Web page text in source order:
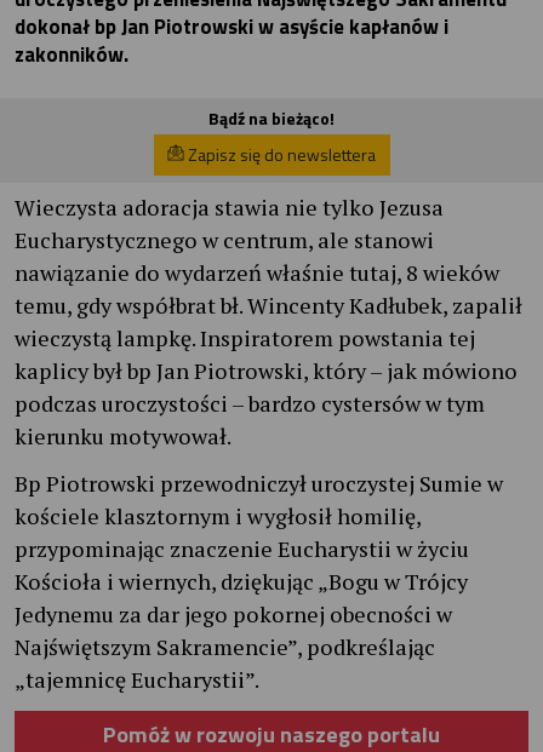
dokonał bp Jan Piotrowski w asyście kapłanów i
zakonników.
Bądź na bieżąco!
Zapisz się do newslettera
Wieczysta adoracja stawia nie tylko Jezusa
Eucharystycznego w centrum, ale stanowi
nawiązanie do wydarzeń właśnie tutaj, 8 wieków
temu, gdy współbrat bł. Wincenty Kadłubek, zapalił
wieczystą lampkę. Inspiratorem powstania tej
kaplicy był bp Jan Piotrowski, który – jak mówiono
podczas uroczystości – bardzo cystersów w tym
kierunku motywował.
Bp Piotrowski przewodniczył uroczystej Sumie w
kościele klasztornym i wygłosił homilię,
przypominając znaczenie Eucharystii w życiu
Kościoła i wiernych, dziękując „Bogu w Trójcy
Jedynemu za dar jego pokornej obecności w
Najświętszym Sakramencie”, podkreślając
„tajemnicę Eucharystii”.
Pomóż w rozwoju naszego portalu